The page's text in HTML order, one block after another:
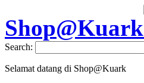
Shop@Kuark
Search:
Selamat datang di Shop@Kuark